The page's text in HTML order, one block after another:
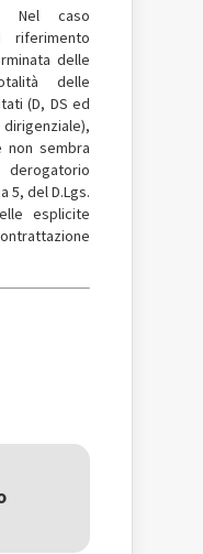
Nel caso
riferimento
delle
delle
(D, DS ed
sembra
5, del D.Lgs.
esplicite